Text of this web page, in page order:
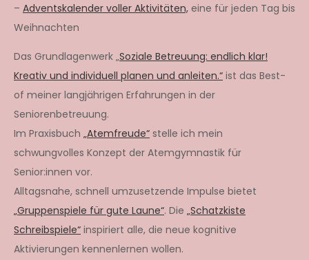
– Adventskalender voller Aktivitäten, eine für jeden Tag bis
Weihnachten
Das Grundlagenwerk „Soziale Betreuung: endlich klar!
Kreativ und individuell planen und anleiten.“ ist das Best-
of meiner langjährigen Erfahrungen in der
Seniorenbetreuung.
Im Praxisbuch „Atemfreude“ stelle ich mein
schwungvolles Konzept der Atemgymnastik für
Senior:innen vor.
Alltagsnahe, schnell umzusetzende Impulse bietet
„Gruppenspiele für gute Laune“. Die „Schatzkiste
Schreibspiele“ inspiriert alle, die neue kognitive
Aktivierungen kennenlernen wollen.